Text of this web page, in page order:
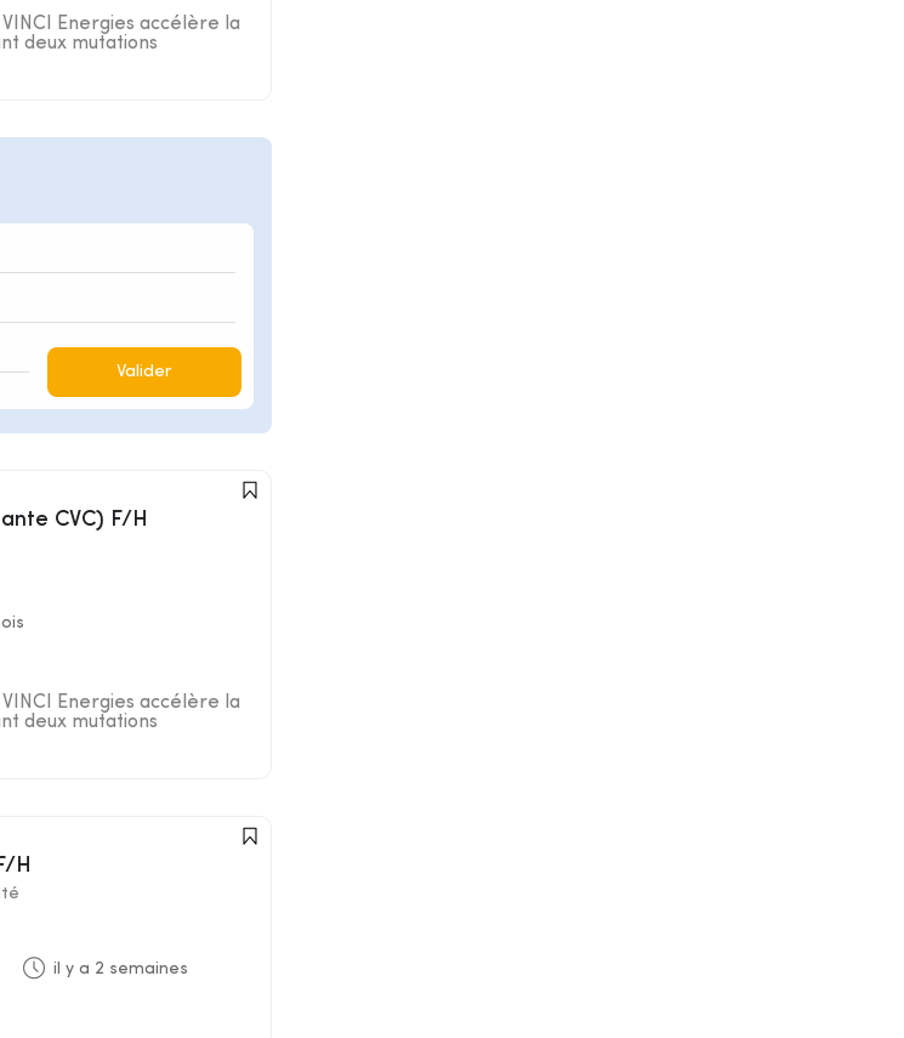
Energies accélère la
deux mutations
Valider
CVC) F/H
Energies accélère la
deux mutations
H
il y a 2 semaines